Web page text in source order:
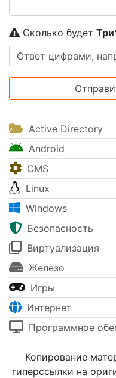
Сколько будет Tpи
Active Directory
Android
CMS
Linux
Windows
Безопасность
Виртуализация
Железо
Игры
Интернет
Программное
Копирование
гиперссылки на